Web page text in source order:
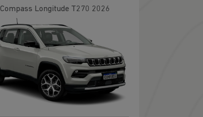
Compass Longitude T270 2026